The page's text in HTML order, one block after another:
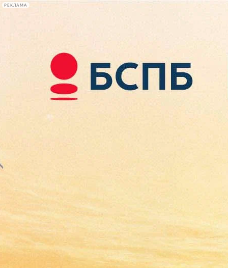
РЕКЛАМА
Сегодня:
2026.08.09
08:14
Афиша Plus